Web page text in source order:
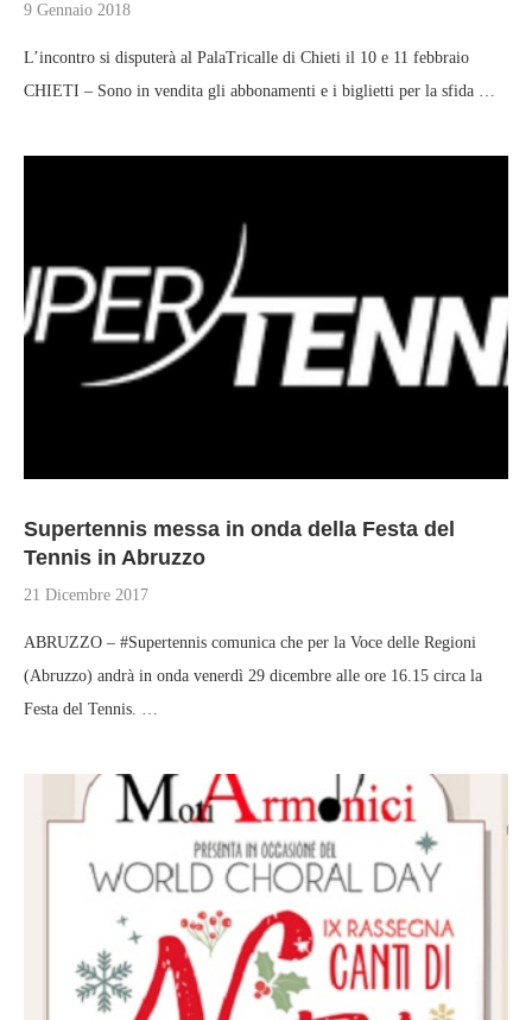
9 Gennaio 2018
L’incontro si disputerà al PalaTricalle di Chieti il 10 e 11 febbraio
CHIETI – Sono in vendita gli abbonamenti e i biglietti per la sfida …
Supertennis messa in onda della Festa del
Tennis in Abruzzo
21 Dicembre 2017
ABRUZZO – #Supertennis comunica che per la Voce delle Regioni
(Abruzzo) andrà in onda venerdì 29 dicembre alle ore 16.15 circa la
Festa del Tennis. …